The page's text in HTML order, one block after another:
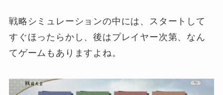
戦略シミュレーションの中には、スタートして
すぐほったらかし、後はプレイヤー次第、なん
てゲームもありますよね。